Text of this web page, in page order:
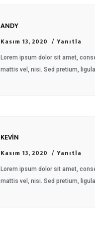
ANDY
Kasım 13, 2020 Yanıtla
Lorem ipsum dolor sit amet,
mattis vel, nisi. Sed pretium,
KEVIN
Kasım 13, 2020 Yanıtla
Lorem ipsum dolor sit amet,
mattis vel, nisi. Sed pretium,